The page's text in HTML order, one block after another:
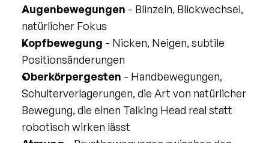
Augenbewegungen - Blinzeln, Blickwechsel,
natürlicher Fokus
Kopfbewegung - Nicken, Neigen, subtile
Positionsänderungen
Oberkörpergesten - Handbewegungen,
Schulterverlagerungen, die Art von natürlicher
Bewegung, die einen Talking Head real statt
robotisch wirken lässt